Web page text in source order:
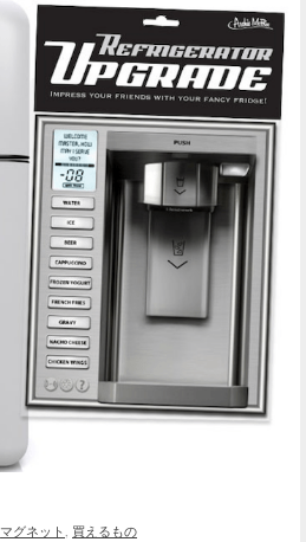
マグネット, 買えるもの